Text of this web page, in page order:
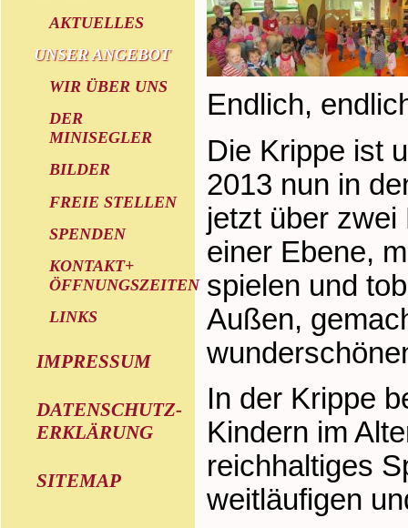
AKTUELLES
UNSER ANGEBOT
WIR ÜBER UNS
DER
MINISEGLER
BILDER
FREIE STELLEN
SPENDEN
KONTAKT+
ÖFFNUNGSZEITEN
LINKS
IMPRESSUM
DATENSCHUTZ-
ERKLÄRUNG
SITEMAP
Endlich,
Die Krippe ist
2013 nun in
jetzt über
einer Ebene,
spielen und
Außen,
In der Krippe
Kindern im
reichhaltiges
weitläufigen